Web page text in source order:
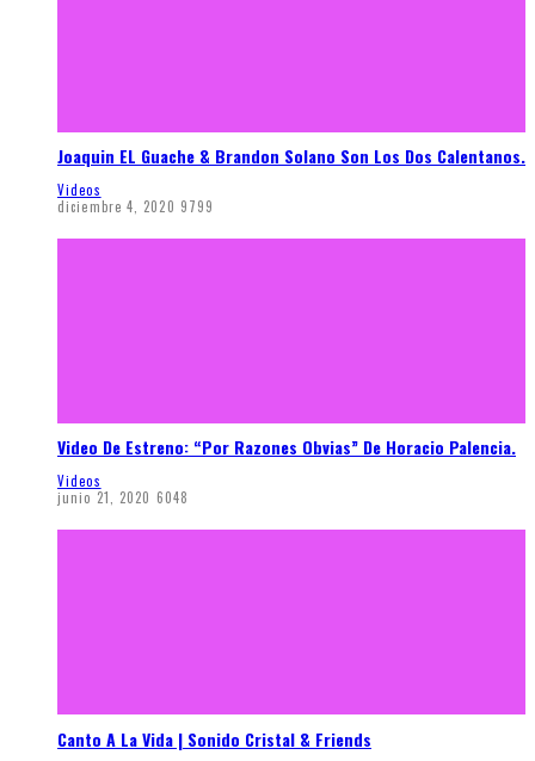
Joaquin EL Guache & Brandon Solano Son Los Dos Calentanos.
Videos
diciembre 4, 2020 9799
Video De Estreno: “Por Razones Obvias” De Horacio Palencia.
Videos
junio 21, 2020 6048
Canto A La Vida | Sonido Cristal & Friends